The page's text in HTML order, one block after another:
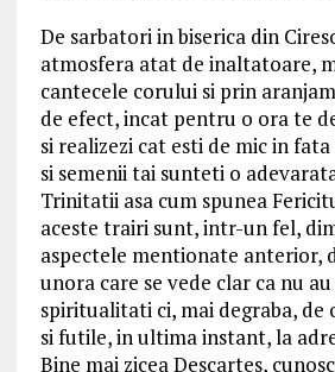
De sarbatori in biserica din
atmosfera atat de inaltatoare,
cantecele corului si prin
de efect, incat pentru o ora te
si realizezi cat esti de mic in
si semenii tai sunteti o
Trinitatii asa cum spunea
aceste trairi sunt, intr-un fel,
aspectele mentionate anterior,
unora care se vede clar ca nu
spiritualitati ci, mai degraba, de
si futile, in ultima instant, la
Bine mai zicea Descartes,